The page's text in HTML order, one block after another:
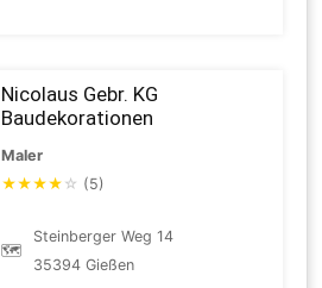
Nicolaus Gebr. KG
Baudekorationen
Maler
★★★★ ☆ (5)
🗺
Steinberger Weg 14
35394 Gießen